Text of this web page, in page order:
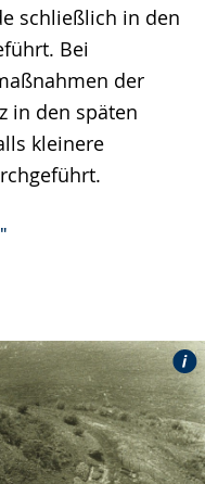
schließlich in den
Bei
der
in den späten
kleinere